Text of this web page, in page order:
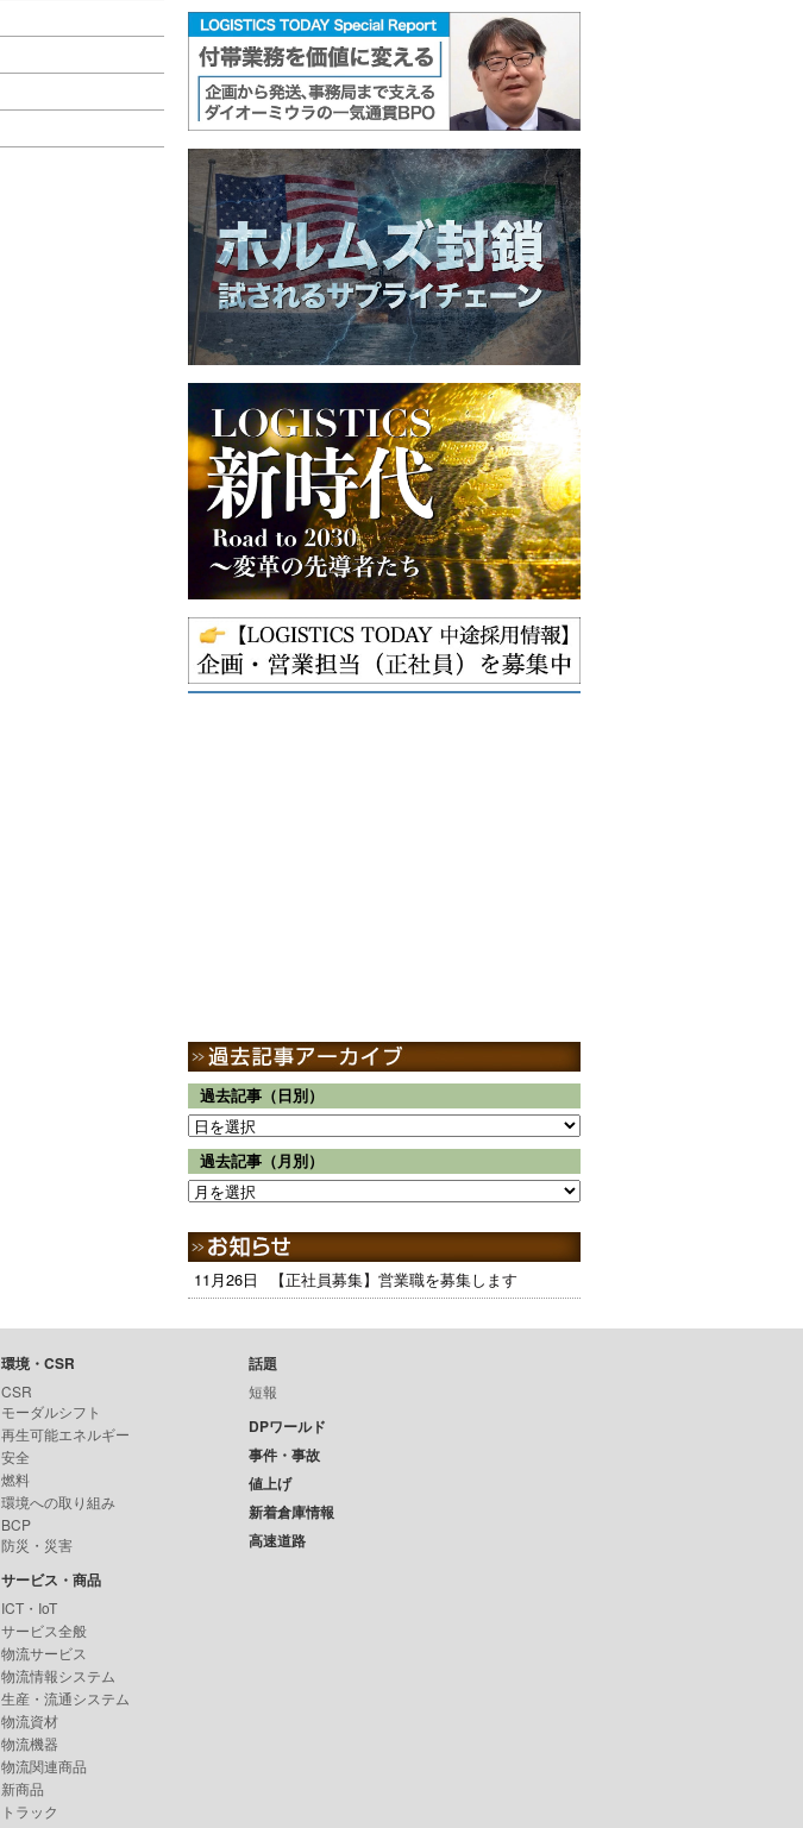
過去記事（日別）
過去記事（月別）
11月26日 【正社員募集】営業職を募集します
環境・CSR
CSR
モーダルシフト
再生可能エネルギー
安全
燃料
環境への取り組み
BCP
防災・災害
サービス・商品
ICT・IoT
サービス全般
物流サービス
物流情報システム
生産・流通システム
物流資材
物流機器
物流関連商品
新商品
トラック
話題
短報
DPワールド
事件・事故
値上げ
新着倉庫情報
高速道路